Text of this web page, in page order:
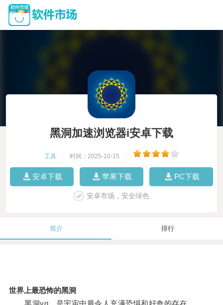
黑洞加速浏览器i安卓下载
工具 时间：2025-10-15
安卓下载 苹果下载 PC下载
安卓市场，安全绿色
简介 排行
世界上最恐怖的黑洞